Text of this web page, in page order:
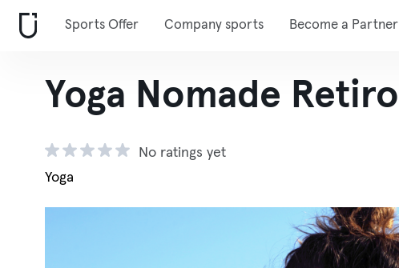
Sports Offer Company sports Become a Partner
Yoga Nomade Retiro
No ratings yet
Yoga